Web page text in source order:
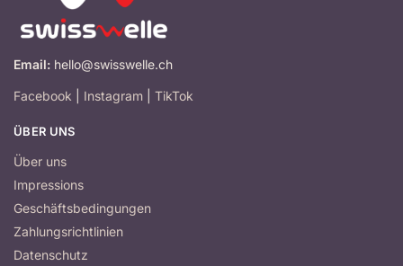
Email: hello@swisswelle.ch
Facebook Instagram TikTok
ÜBER UNS
Über uns
Impressions
Geschäftsbedingungen
Zahlungsrichtlinien
Datenschutz